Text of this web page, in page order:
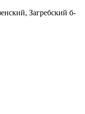
Загребский б-